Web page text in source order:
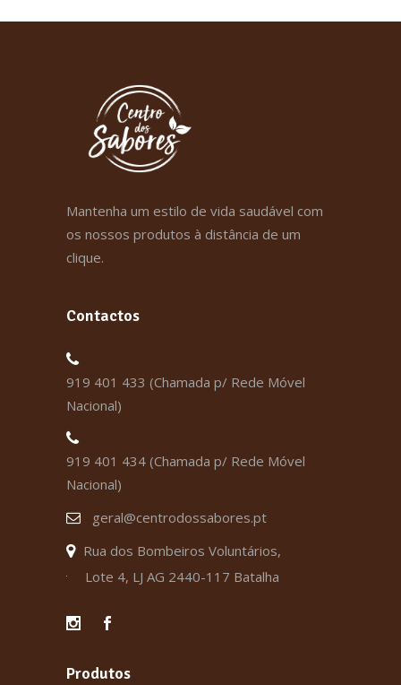
Mantenha um estilo de vida saudável com
os nossos produtos à distância de um
clique.
Contactos
919 401 433 (Chamada p/ Rede Móvel
Nacional)
919 401 434 (Chamada p/ Rede Móvel
Nacional)
geral@centrodossabores.pt
Rua dos Bombeiros Voluntários,
Lote 4, LJ AG 2440-117 Batalha
Produtos